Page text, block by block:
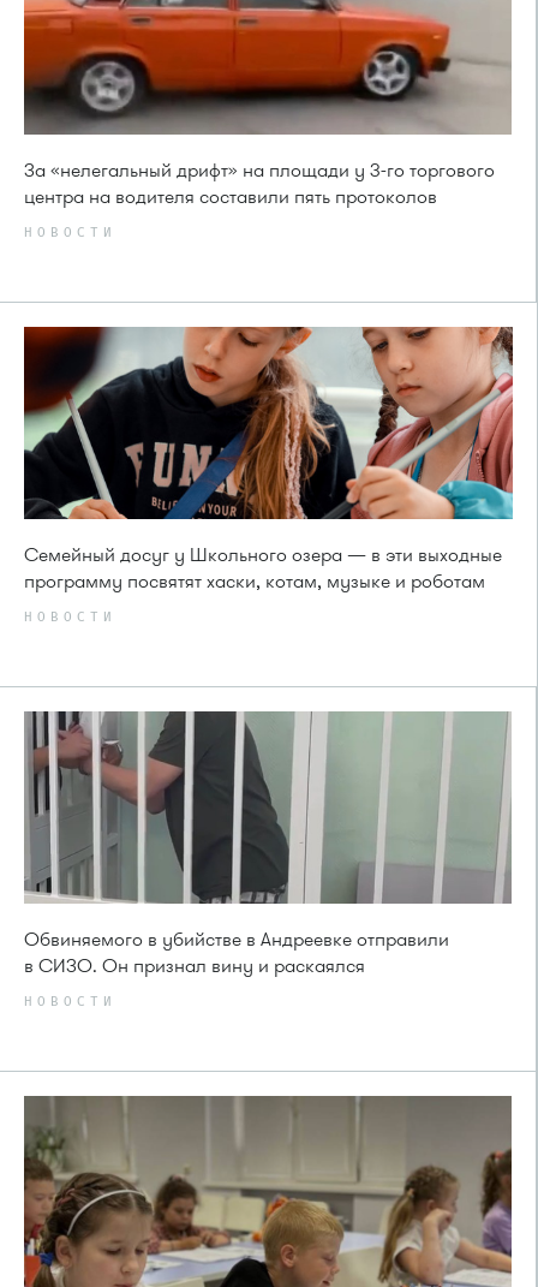
За «нелегальный дрифт» на площади у 3-го торгового
центра на водителя составили пять протоколов
НОВОСТИ
Семейный досуг у Школьного озера — в эти выходные
программу посвятят хаски, котам, музыке и роботам
НОВОСТИ
Обвиняемого в убийстве в Андреевке отправили
в СИЗО. Он признал вину и раскаялся
НОВОСТИ